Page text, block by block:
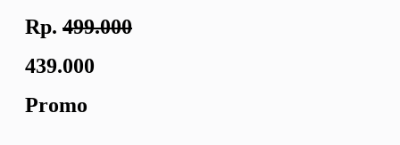
Rp. 499.000
439.000
Promo